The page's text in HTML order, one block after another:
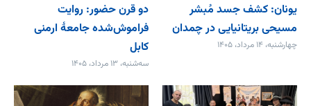
یونان: کشف جسد مُبشر
مسیحی بریتانیایی در چمدان
چهارشنبه، ۱۴ مرداد، ۱۴۰۵
دو قرن حضور: روایت
فراموش‌شده جامعۀ ارمنی
کابل
سه‌شنبه، ۱۳ مرداد، ۱۴۰۵